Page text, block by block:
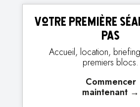
Votre première
pas
Accueil, location,
premiers blocs.
Commencer
maintenant →